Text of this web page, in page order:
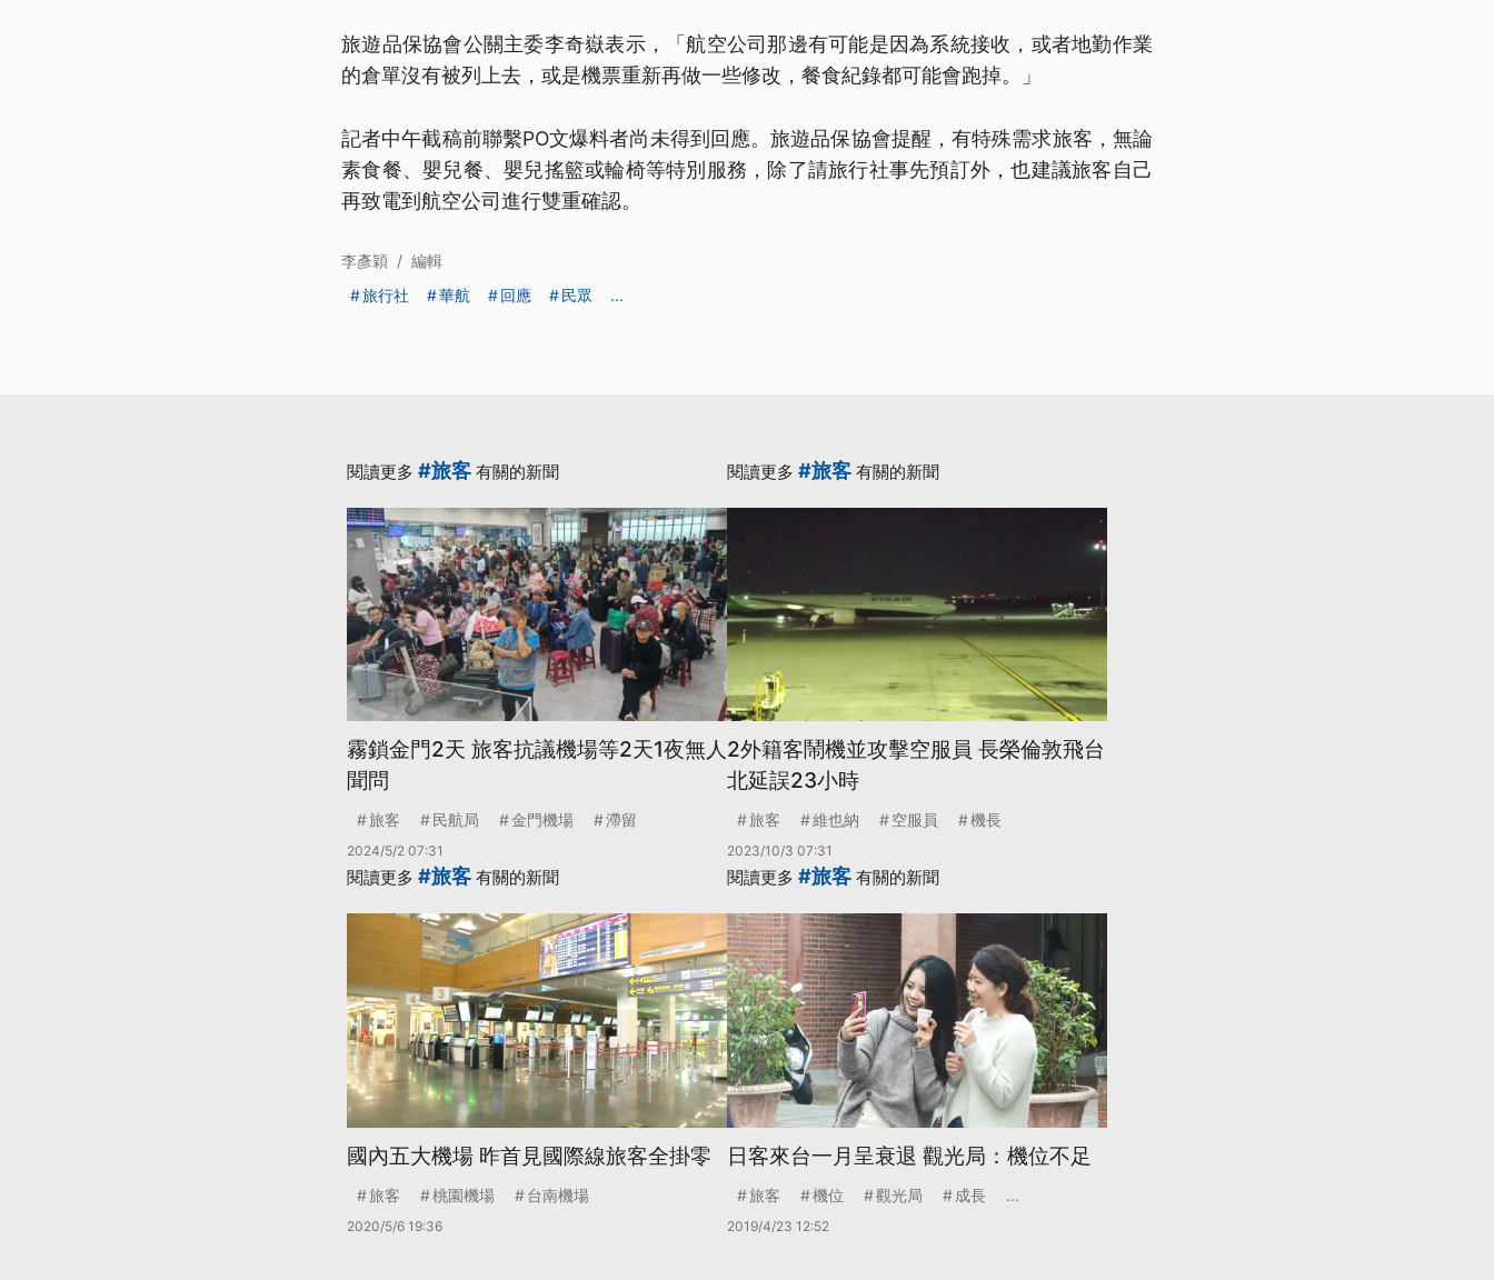
旅遊品保協會公關主委李奇嶽表示，「航空公司那邊有可能是因為系統接收，或者地勤作業
的倉單沒有被列上去，或是機票重新再做一些修改，餐食紀錄都可能會跑掉。」
記者中午截稿前聯繫PO文爆料者尚未得到回應。旅遊品保協會提醒，有特殊需求旅客，無論
素食餐、嬰兒餐、嬰兒搖籃或輪椅等特別服務，除了請旅行社事先預訂外，也建議旅客自己
再致電到航空公司進行雙重確認。
李彥穎 / 編輯
旅行社
華航 回應 民眾 ...
閱讀更多 #旅客 有關的新聞
霧鎖金門2天 旅客抗議機場等2天1夜無人
聞問
旅客 民航局 金門機場 滯留
2024/5/2 07:31
閱讀更多 #旅客 有關的新聞
2外籍客鬧機並攻擊空服員 長榮倫敦飛台
北延誤23小時
旅客 維也納 空服員 機長
2023/10/3 07:31
閱讀更多 #旅客 有關的新聞
國內五大機場 昨首見國際線旅客全掛零
旅客 桃園機場 台南機場
2020/5/6 19:36
閱讀更多 #旅客 有關的新聞
日客來台一月呈衰退 觀光局：機位不足
旅客 機位 觀光局 成長 ...
2019/4/23 12:52